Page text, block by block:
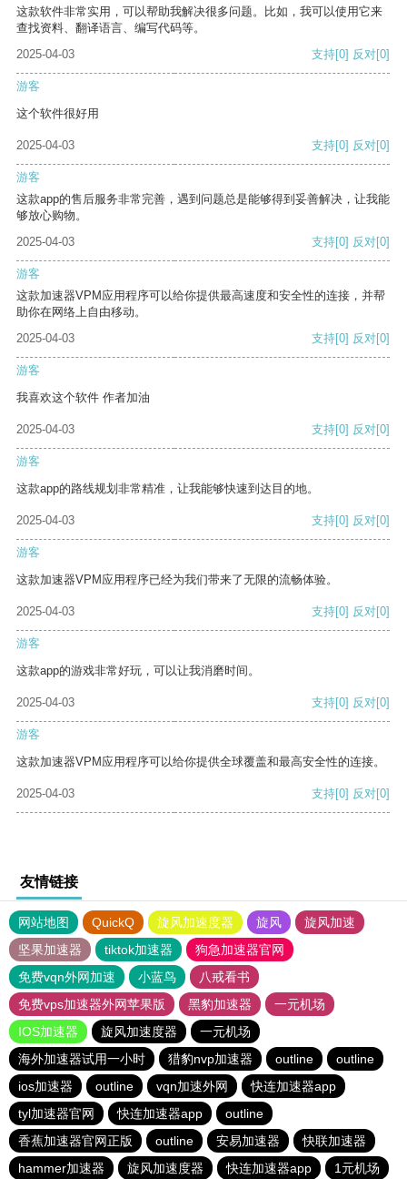
这款软件非常实用，可以帮助我解决很多问题。比如，我可以使用它来
查找资料、翻译语言、编写代码等。
2025-04-03
支持[0] 反对[0]
游客
这个软件很好用
2025-04-03 支持[0] 反对[0]
游客
这款app的售后服务非常完善，遇到问题总是能够得到妥善解决，让我能
够放心购物。
2025-04-03
支持[0] 反对[0]
游客
这款加速器VPM应用程序可以给你提供最高速度和安全性的连接，并帮
助你在网络上自由移动。
2025-04-03
支持[0] 反对[0]
游客
我喜欢这个软件 作者加油
2025-04-03 支持[0] 反对[0]
游客
这款app的路线规划非常精准，让我能够快速到达目的地。
2025-04-03 支持[0] 反对[0]
游客
这款加速器VPM应用程序已经为我们带来了无限的流畅体验。
2025-04-03 支持[0] 反对[0]
游客
这款app的游戏非常好玩，可以让我消磨时间。
2025-04-03 支持[0] 反对[0]
游客
这款加速器VPM应用程序可以给你提供全球覆盖和最高安全性的连接。
2025-04-03 支持[0] 反对[0]
友情链接
网站地图 QuickQ 旋风加速度器 旋风
旋风加速
坚果加速器
tiktok加速器
狗急加速器官网
免费vqn外网加速
小蓝鸟
八戒看书
免费vps加速器外网苹果版
黑豹加速器
一元机场
IOS加速器
旋风加速度器
一元机场
海外加速器试用一小时
猎豹nvp加速器 outline
outline
ios加速器
outline vqn加速外网
快连加速器app
tyl加速器官网
快连加速器app
outline
香蕉加速器官网正版
outline 安易加速器
快联加速器
hammer加速器
旋风加速度器 快连加速器app 1元机场